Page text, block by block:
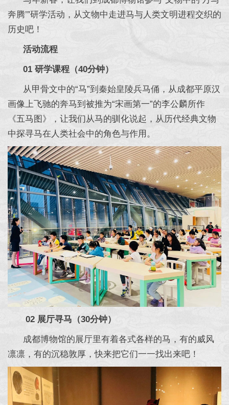
奔腾’”研学活动，从文物中走进马与人类文明进程交织的
历史吧！
活动流程
01 研学课程（40分钟）
从甲骨文中的“马”到秦始皇陵兵马俑，从成都平原汉
画像上飞驰的奔马到被推为“宋画第一”的李公麟所作
《五马图》，让我们从马的驯化说起，从历代经典文物
中探寻马在人类社会中的角色与作用。
02 展厅寻马（30分钟）
成都博物馆的展厅里有着各式各样的马，有的威风
凛凛，有的沉稳敦厚，快来把它们一一找出来吧！